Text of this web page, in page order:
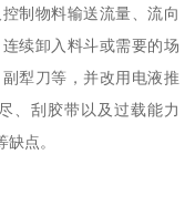
制物料输送流量、流向
续卸入料斗或需要的场
犁刀等，并改用电液推
、刮胶带以及过载能力
点。